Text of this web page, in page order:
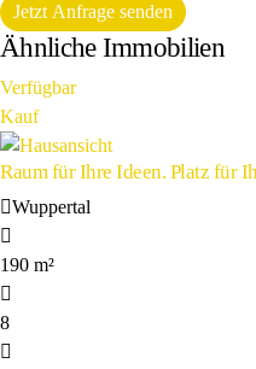
Jetzt Anfrage senden
Ähnliche Immobilien
Verfügbar
Kauf
Raum für Ihre Ideen. Platz für
Wuppertal
190 m²
8